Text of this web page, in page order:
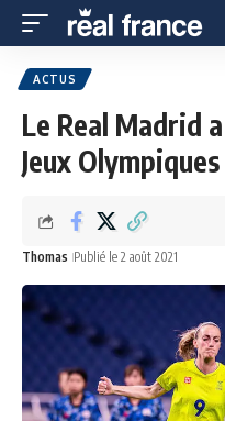
ACTUS
Le Real Madrid
Jeux Olympiques
Thomas Publié le 2 août 2021